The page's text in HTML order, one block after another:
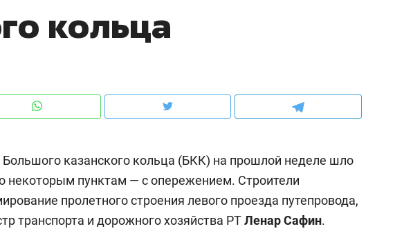
кольца
Большого казанского кольца (БКК) на прошлой неделе шло
некоторым пунктам — с опережением. Строители
пролетного строения левого проезда путепровода,
транспорта и дорожного хозяйства РТЛенар Сафин.
чем интересен Оман?